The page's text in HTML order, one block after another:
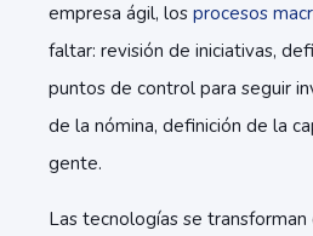
empresa ágil, los procesos
faltar: revisión de iniciativas,
puntos de control para seguir
de la nómina, definición de la
gente.
Las tecnologías se